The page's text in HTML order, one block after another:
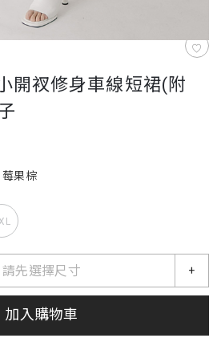
開衩修身車線短裙(附
莓果棕
請先選擇尺寸 +
加入購物車